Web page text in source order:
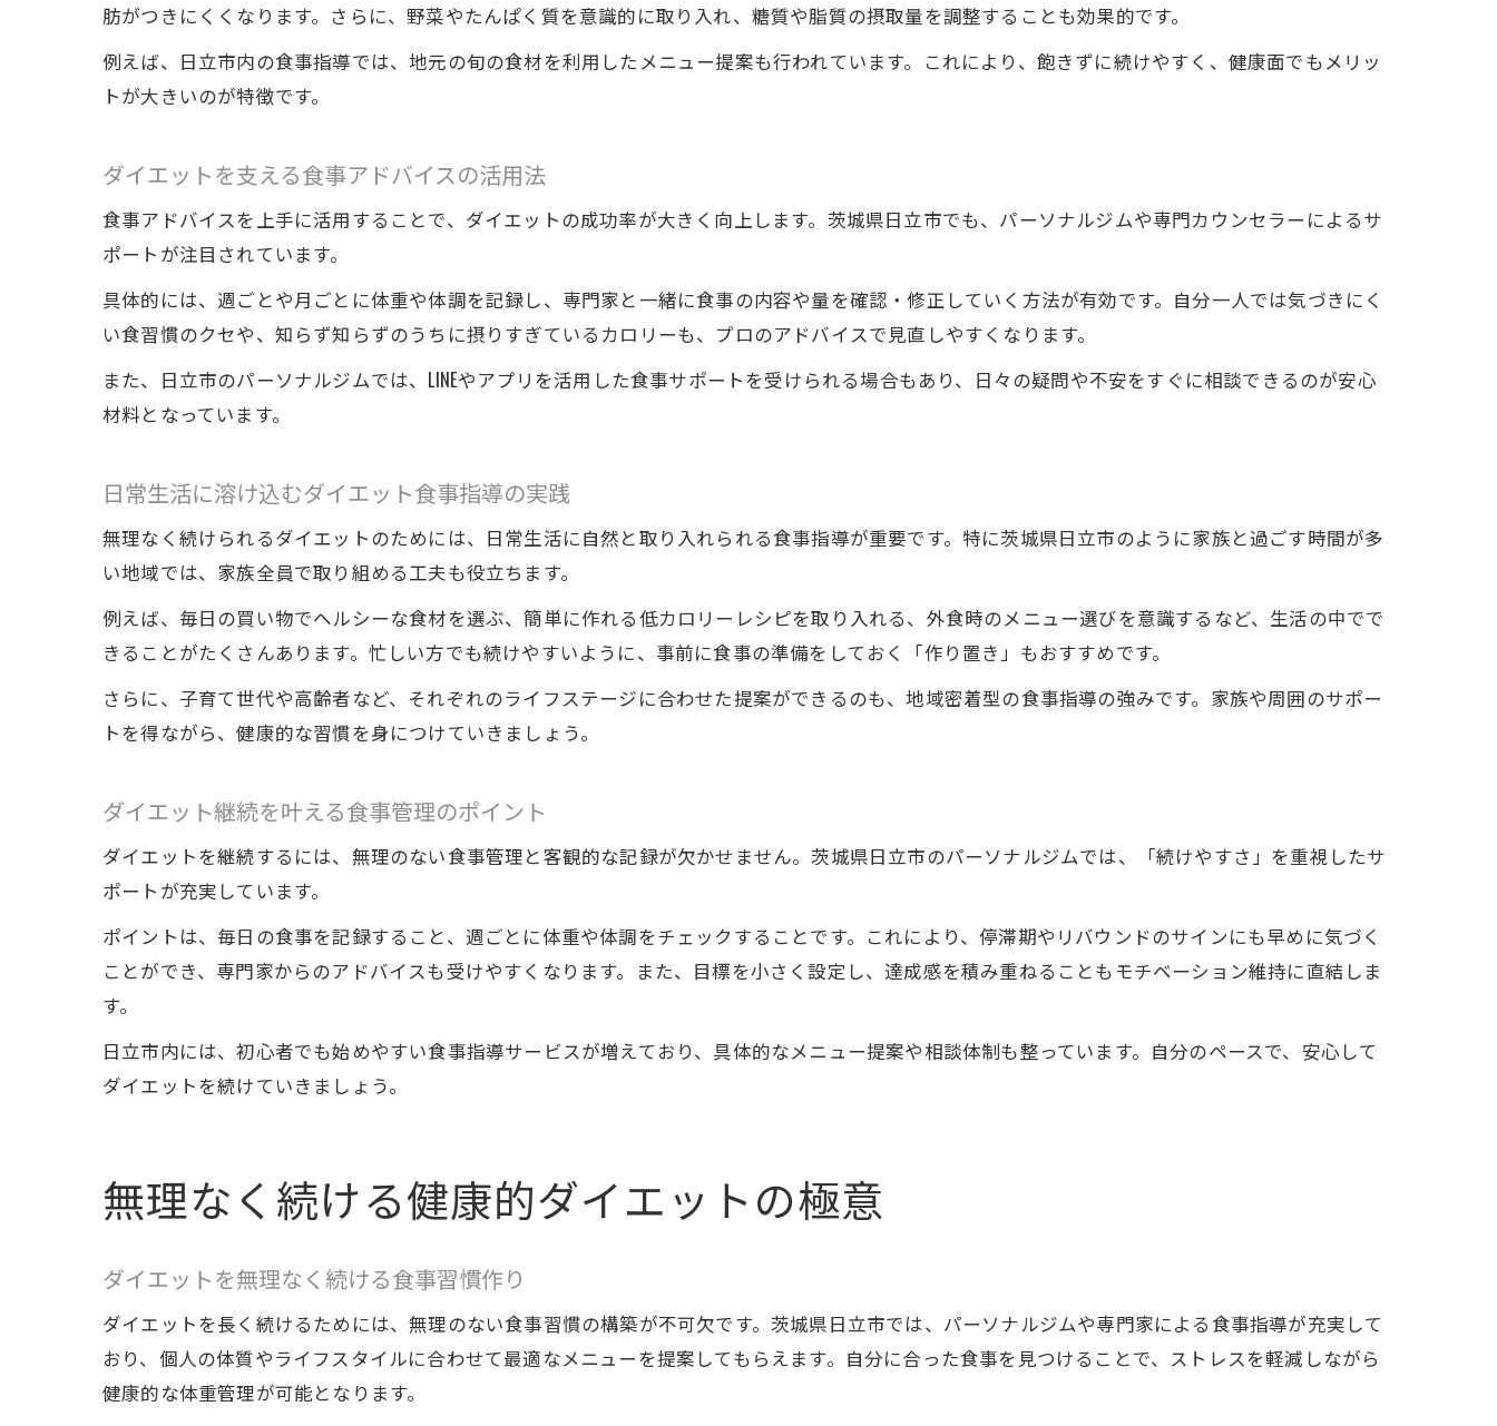
毎日の生活にダイエットを自然に取り入れる方法
成功者に学ぶダイエット習慣の根付かせ方
食事管理がダイエット成功をサポートする理由
ダイエット中の食事管理の具体的なポイント
健康美への第一歩は正しい食事指導から
ダイエットと美しさを叶える食事指導の力
ダイエットと健康美を両立するコツを解説
肪がつきにくくなります。さらに、野菜やたんぱく質を意識的に取り入れ、糖質や脂質の摂取量を調整することも効果的です。
例えば、日立市内の食事指導では、地元の旬の食材を利用したメニュー提案も行われています。これにより、飽きずに続けやすく、健康面でもメリッ
トが大きいのが特徴です。
ダイエットを支える食事アドバイスの活用法
食事アドバイスを上手に活用することで、ダイエットの成功率が大きく向上します。茨城県日立市でも、パーソナルジムや専門カウンセラーによるサ
ポートが注目されています。
具体的には、週ごとや月ごとに体重や体調を記録し、専門家と一緒に食事の内容や量を確認・修正していく方法が有効です。自分一人では気づきにく
い食習慣のクセや、知らず知らずのうちに摂りすぎているカロリーも、プロのアドバイスで見直しやすくなります。
また、日立市のパーソナルジムでは、LINEやアプリを活用した食事サポートを受けられる場合もあり、日々の疑問や不安をすぐに相談できるのが安心
材料となっています。
日常生活に溶け込むダイエット食事指導の実践
無理なく続けられるダイエットのためには、日常生活に自然と取り入れられる食事指導が重要です。特に茨城県日立市のように家族と過ごす時間が多
い地域では、家族全員で取り組める工夫も役立ちます。
例えば、毎日の買い物でヘルシーな食材を選ぶ、簡単に作れる低カロリーレシピを取り入れる、外食時のメニュー選びを意識するなど、生活の中でで
きることがたくさんあります。忙しい方でも続けやすいように、事前に食事の準備をしておく「作り置き」もおすすめです。
さらに、子育て世代や高齢者など、それぞれのライフステージに合わせた提案ができるのも、地域密着型の食事指導の強みです。家族や周囲のサポー
トを得ながら、健康的な習慣を身につけていきましょう。
ダイエット継続を叶える食事管理のポイント
ダイエットを継続するには、無理のない食事管理と客観的な記録が欠かせません。茨城県日立市のパーソナルジムでは、「続けやすさ」を重視したサ
ポートが充実しています。
ポイントは、毎日の食事を記録すること、週ごとに体重や体調をチェックすることです。これにより、停滞期やリバウンドのサインにも早めに気づく
ことができ、専門家からのアドバイスも受けやすくなります。また、目標を小さく設定し、達成感を積み重ねることもモチベーション維持に直結しま
す。
日立市内には、初心者でも始めやすい食事指導サービスが増えており、具体的なメニュー提案や相談体制も整っています。自分のペースで、安心して
ダイエットを続けていきましょう。
無理なく続ける健康的ダイエットの極意
ダイエットを無理なく続ける食事習慣作り
ダイエットを長く続けるためには、無理のない食事習慣の構築が不可欠です。茨城県日立市では、パーソナルジムや専門家による食事指導が充実して
おり、個人の体質やライフスタイルに合わせて最適なメニューを提案してもらえます。自分に合った食事を見つけることで、ストレスを軽減しながら
健康的な体重管理が可能となります。